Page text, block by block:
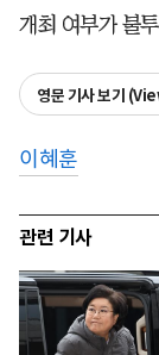
개최 여부가 불
영문 기사 보기
이혜훈
관련 기사